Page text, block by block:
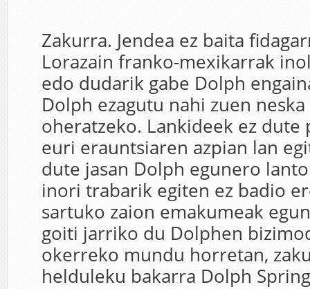
Zakurra. Jendea ez baita
Lorazain franko-mexikarrak
edo dudarik gabe Dolph
Dolph ezagutu nahi zuen
oheratzeko. Lankideek ez
euri erauntsiaren azpian lan
dute jasan Dolph egunero
inori trabarik egiten ez badio
sartuko zaion emakumeak
goiti jarriko du Dolphen
okerreko mundu horretan,
helduleku bakarra Dolph